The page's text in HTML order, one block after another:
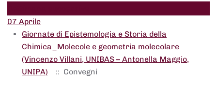
07 Aprile
Giornate di Epistemologia e Storia della
Chimica_Molecole e geometria molecolare
(Vincenzo Villani, UNIBAS – Antonella Maggio,
UNIPA)
:: Convegni